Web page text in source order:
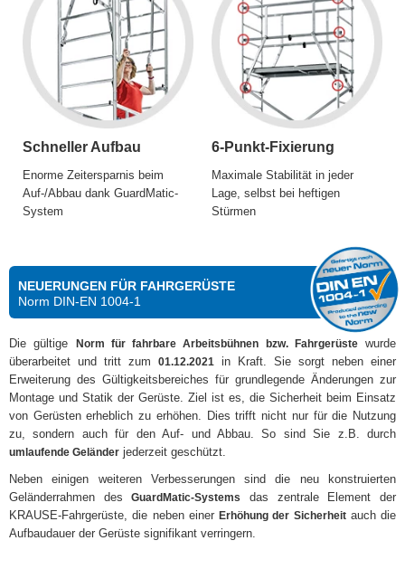
Schneller Aufbau
Enorme Zeitersparnis beim
Auf-/Abbau dank GuardMatic-
System
6-Punkt-Fixierung
Maximale Stabilität in jeder
Lage, selbst bei heftigen
Stürmen
NEUERUNGEN FÜR FAHRGERÜSTE
Norm DIN-EN 1004-1
Die gültige Norm für fahrbare Arbeitsbühnen bzw. Fahrgerüstewurde
überarbeitet und tritt zum 01.12.2021 in Kraft. Sie sorgt neben einer
Erweiterung des Gültigkeitsbereiches für grundlegende Änderungen zur
Montage und Statik der Gerüste. Ziel ist es, die Sicherheit beim Einsatz
von Gerüsten erheblich zu erhöhen. Dies trifft nicht nur für die Nutzung
zu, sondern auch für den Auf- und Abbau. So sind Sie z.B. durch
umlaufende Geländer jederzeit geschützt.
Neben einigen weiteren Verbesserungen sind die neu konstruierten
Geländerrahmen desGuardMatic-Systems
das zentrale Element der
KRAUSE-Fahrgerüste, die neben einer Erhöhung der Sicherheitauch die
Aufbaudauer der Gerüste signifikant verringern.